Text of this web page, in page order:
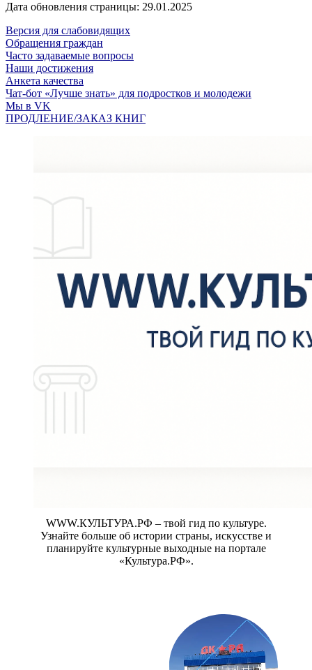
Дата обновления страницы: 29.01.2025
Версия для слабовидящих
Обращения граждан
Часто задаваемые вопросы
Наши достижения
Анкета качества
Чат-бот «Лучше знать» для подростков и молодежи
Мы в VK
ПРОДЛЕНИЕ/ЗАКАЗ КНИГ
WWW.КУЛЬТУРА.РФ – твой гид по культуре.
Узнайте больше об истории страны, искусстве и
планируйте культурные выходные на портале
«Культура.РФ».